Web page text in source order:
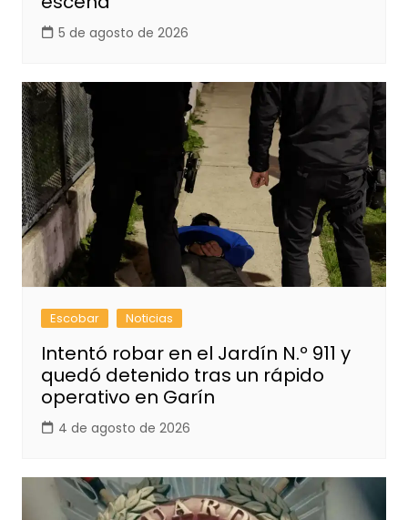
5 de agosto de 2026
Escobar Noticias
Intentó robar en el Jardín N.º 911 y
quedó detenido tras un rápido
operativo en Garín
4 de agosto de 2026